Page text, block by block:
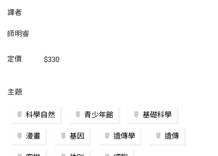
譯者
師明睿
定價 $330
主題
科學自然 青少年館 基礎科學
漫畫 基因 遺傳學 遺傳